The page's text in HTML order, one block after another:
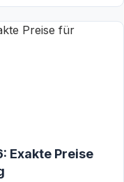
Exakte Preise